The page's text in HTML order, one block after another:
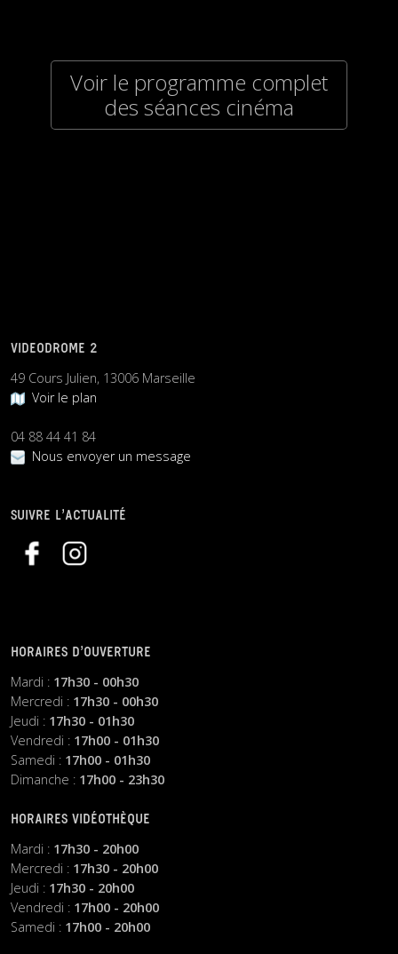
Voir le programme complet
des séances cinéma
VIDEODROME 2
49 Cours Julien, 13006 Marseille
Voir le plan
04 88 44 41 84
Nous envoyer un message
SUIVRE L’ACTUALITÉ
HORAIRES D’OUVERTURE
Mardi : 17h30 - 00h30
Mercredi : 17h30 - 00h30
Jeudi : 17h30 - 01h30
Vendredi : 17h00 - 01h30
Samedi : 17h00 - 01h30
Dimanche : 17h00 - 23h30
HORAIRES VIDÉOTHÈQUE
Mardi : 17h30 - 20h00
Mercredi : 17h30 - 20h00
Jeudi : 17h30 - 20h00
Vendredi : 17h00 - 20h00
Samedi : 17h00 - 20h00